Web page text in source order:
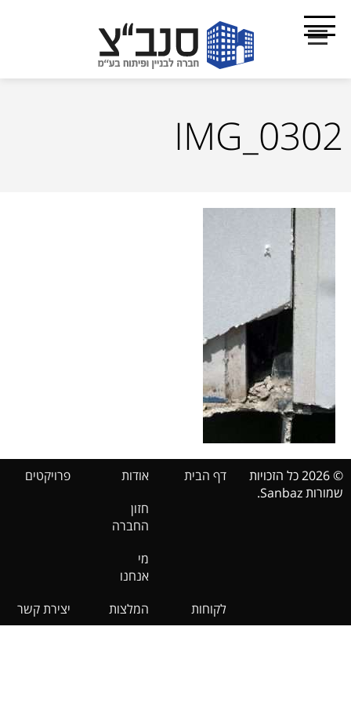
IMG_0302
© 2026 כל הזכויות
שמורות Sanbaz.
דף הבית
אודות
חזון
החברה
מי
אנחנו
פרויקטים
לקוחות המלצות יצירת קשר